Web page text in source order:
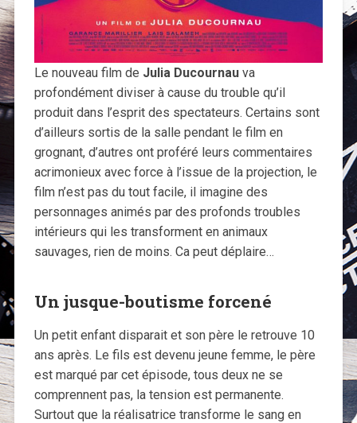
Le nouveau film de Julia Ducournauva
profondément diviser à cause du trouble qu’il
produit dans l’esprit des spectateurs. Certains sont
d’ailleurs sortis de la salle pendant le film en
grognant, d’autres ont proféré leurs commentaires
acrimonieux avec force à l’issue de la projection, le
film n’est pas du tout facile, il imagine des
personnages animés par des profonds troubles
intérieurs qui les transforment en animaux
sauvages, rien de moins. Ca peut déplaire…
Un jusque-boutisme forcené
Un petit enfant disparait et son père le retrouve 10
ans après. Le fils est devenu jeune femme, le père
est marqué par cet épisode, tous deux ne se
comprennent pas, la tension est permanente.
Surtout que la réalisatrice transforme le sang en